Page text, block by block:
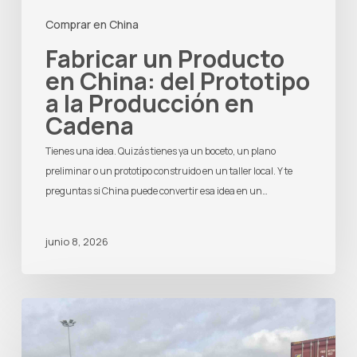
Comprar en China
Fabricar un Producto
en China: del Prototipo
a la Producción en
Cadena
Tienes una idea. Quizás tienes ya un boceto, un plano
preliminar o un prototipo construido en un taller local. Y te
preguntas si China puede convertir esa idea en un…
junio 8, 2026